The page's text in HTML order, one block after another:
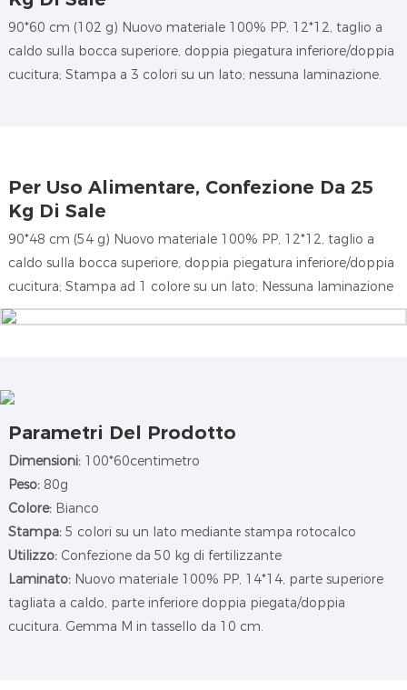
90*60 cm (102 g) Nuovo materiale 100% PP, 12*12, taglio a
caldo sulla bocca superiore, doppia piegatura inferiore/doppia
cucitura; Stampa a 3 colori su un lato; nessuna laminazione.
Per Uso Alimentare, Confezione Da 25
Kg Di Sale
90*48 cm (54 g) Nuovo materiale 100% PP, 12*12, taglio a
caldo sulla bocca superiore, doppia piegatura inferiore/doppia
cucitura; Stampa ad 1 colore su un lato; Nessuna laminazione
Parametri Del Prodotto
Dimensioni: 100*60centimetro
Peso: 80g
Colore: Bianco
Stampa: 5 colori su un lato mediante stampa rotocalco
Utilizzo: Confezione da 50 kg di fertilizzante
Laminato: Nuovo materiale 100% PP, 14*14, parte superiore
tagliata a caldo, parte inferiore doppia piegata/doppia
cucitura. Gemma M in tassello da 10 cm.